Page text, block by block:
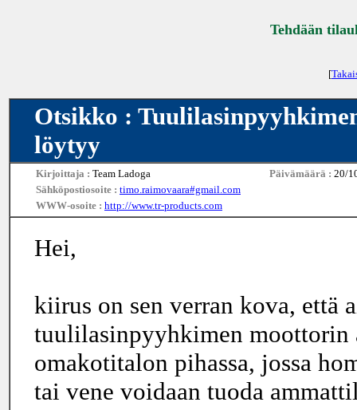
Tehdään
[
Otsikko :
löytyy
Kirjoittaja : Team Ladoga Päivämäärä : 20/
Sähköpostiosoite : timo.raimovaara#gmail.com
WWW-osoite : http://www.tr-products.com
Hei,
kiirus on sen verran kova, että
tuulilasinpyyhkimen moottorin
omakotitalon pihassa, jossa
tai vene voidaan tuoda